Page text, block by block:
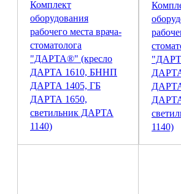
Комплект
оборудования
рабочего места врача-
стоматолога
"ДАРТА®" (кресло
ДАРТА 1610, БННП
ДАРТА 1405, ГБ
ДАРТА 1650,
светильник ДАРТА
1140)
956 450Р
1140)